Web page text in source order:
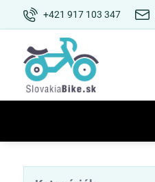
+421 917 103 347